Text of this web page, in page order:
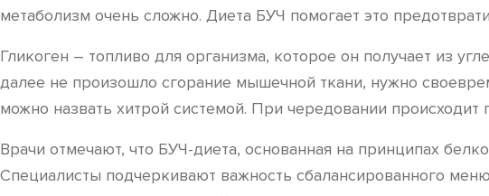
метаболизм очень сложно. Диета БУЧ помогает это
Гликоген – топливо для организма, которое он получает из
далее не произошло сгорание мышечной ткани, нужно
можно назвать хитрой системой. При чередовании
Врачи отмечают, что БУЧ-диета, основанная на принципах
Специалисты подчеркивают важность сбалансированного